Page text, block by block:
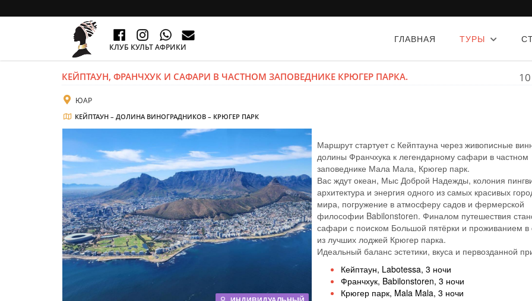
КЛУБ КУЛЬТ АФРИКИ
ГЛАВНАЯ ТУРЫ
КЕЙПТАУН, ФРАНЧХУК И САФАРИ В ЧАСТНОМ ЗАПОВЕДНИКЕ КРЮГЕР ПАРКА.
ЮАР
КЕЙПТАУН – ДОЛИНА ВИНОГРАДНИКОВ – КРЮГЕР ПАРК
Маршрут стартует с Кейптауна через живописные
долины Франчхука к легендарному сафари в частном
заповеднике Мала Мала, Крюгер парк.
Вас ждут океан, Мыс Доброй Надежды, колония
архитектура и энергия одного из самых красивых
мира, погружение в атмосферу садов и фермерской
философии Babilonstoren. Финалом путешествия
сафари с поиском Большой пятёрки и проживанием в
из лучших лоджей Крюгер парка.
Идеальный баланс эстетики, вкуса и первозданной
Кейптаун, Labotessa, 3 ночи
Франчхук, Babilonstoren, 3 ночи
Крюгер парк, Mala Mala, 3 ночи